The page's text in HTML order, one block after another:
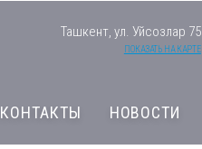
Ташкент, ул. Уйсозлар 75
ПОКАЗАТЬ НА КАРТЕ
КОНТАКТЫ НОВОСТИ